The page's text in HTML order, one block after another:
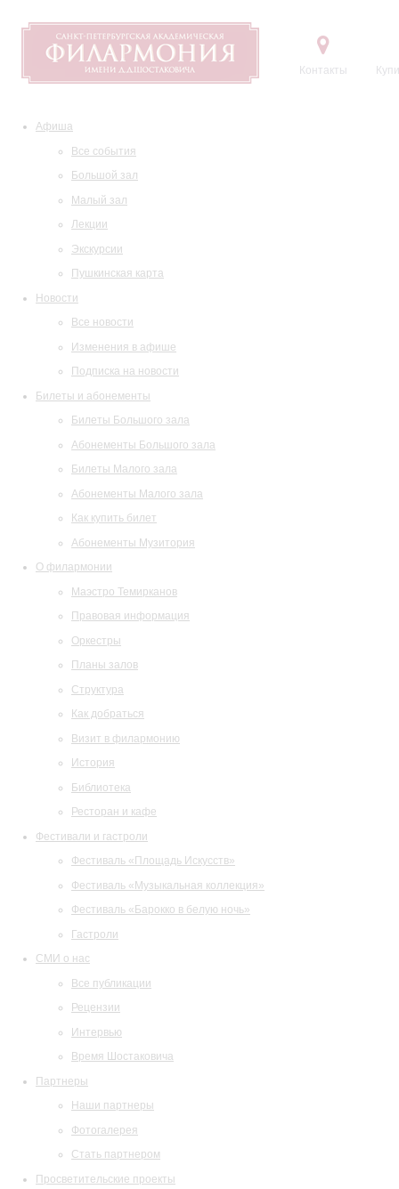
Контакты
Афиша
Все события
Большой зал
Малый зал
Лекции
Экскурсии
Пушкинская карта
Новости
Все новости
Изменения в афише
Подписка на новости
Билеты и абонементы
Билеты Большого зала
Абонементы Большого зала
Билеты Малого зала
Абонементы Малого зала
Как купить билет
Абонементы Музитория
О филармонии
Маэстро Темирканов
Правовая информация
Оркестры
Планы залов
Структура
Как добраться
Визит в филармонию
История
Библиотека
Ресторан и кафе
Фестивали и гастроли
Фестиваль «Площадь Искусств»
Фестиваль «Музыкальная коллекция»
Фестиваль «Барокко в белую ночь»
Гастроли
СМИ о нас
Все публикации
Рецензии
Интервью
Время Шостаковича
Партнеры
Наши партнеры
Фотогалерея
Стать партнером
Просветительские проекты